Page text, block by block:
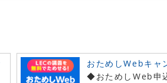
おためしWebキャ
◆おためしWeb申